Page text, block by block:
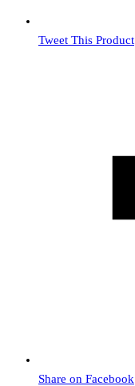
Tweet This Product
Share on Facebook